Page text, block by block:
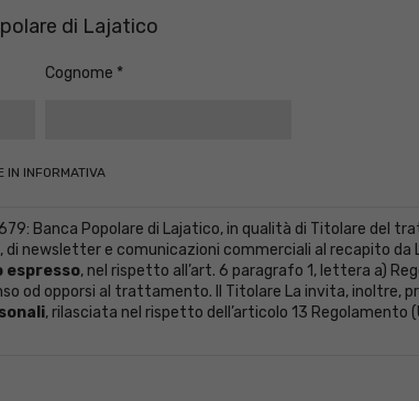
di Lajatico
Cognome
IN INFORMATIVA
679: Banca Popolare di Lajatico, in qualità di Titolare
newsletter e comunicazioni commerciali al recapito da
espresso, nel rispetto all’art. 6 paragrafo 1, lettera a)
od opporsi al trattamento. Il Titolare La invita, inoltre,
, rilasciata nel rispetto dell’articolo 13 Regolamento